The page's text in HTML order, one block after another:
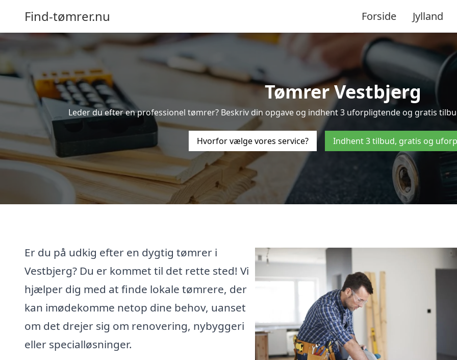
Find-tømrer.nu Forside Jylland
Tømrer Vestbjerg
Leder du efter en professionel tømrer? Beskriv din opgave og indhent 3 uforpligtende og gratis
Hvorfor vælge vores service? Indhent 3 tilbud, gratis og
Er du på udkig efter en dygtig tømrer i
Vestbjerg? Du er kommet til det rette sted! Vi
hjælper dig med at finde lokale tømrere, der
kan imødekomme netop dine behov, uanset
om det drejer sig om renovering, nybyggeri
eller specialløsninger.